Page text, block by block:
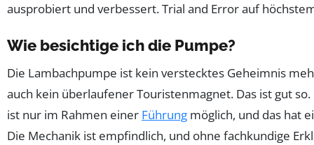
ausprobiert und verbessert. Trial and Error auf
Wie besichtige ich die Pumpe?
Die Lambachpumpe ist kein verstecktes Geheimnis
auch kein überlaufener Touristenmagnet. Das ist gut so.
ist nur im Rahmen einer Führung möglich, und das hat
Die Mechanik ist empfindlich, und ohne fachkundige